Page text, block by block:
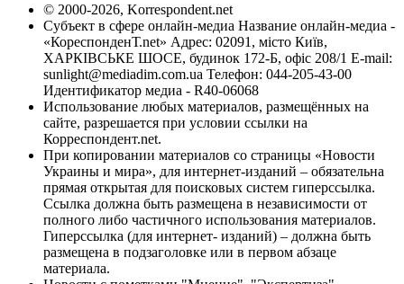
© 2000-2026, Korrespondent.net
Субъект в сфере онлайн-медиа Название онлайн-медиа -
«КореспонденТ.net» Адрес: 02091, місто Київ,
ХАРКІВСЬКЕ ШОСЕ, будинок 172-Б, офіс 208/1 E-mail:
sunlight@mediadim.com.ua Телефон: 044-205-43-00
Идентификатор медиа - R40-06068
Использование любых материалов, размещённых на
сайте, разрешается при условии ссылки на
Корреспондент.net.
При копировании материалов со страницы «Новости
Украины и мира», для интернет-изданий – обязательна
прямая открытая для поисковых систем гиперссылка.
Ссылка должна быть размещена в независимости от
полного либо частичного использования материалов.
Гиперссылка (для интернет- изданий) – должна быть
размещена в подзаголовке или в первом абзаце
материала.